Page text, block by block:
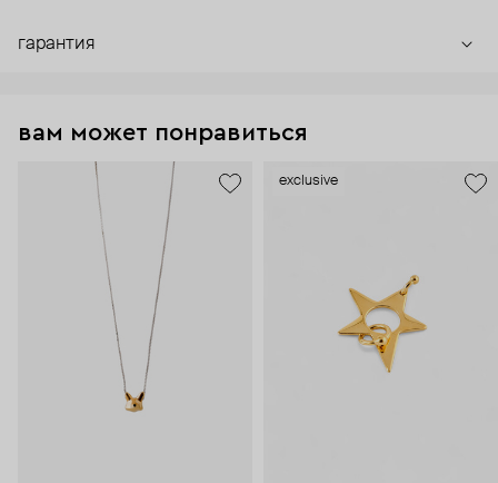
гарантия
вам может понравиться
exclusive